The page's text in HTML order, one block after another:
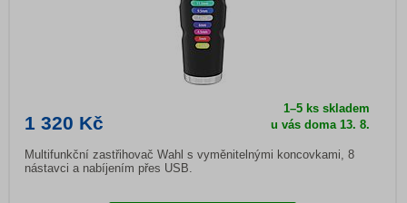
1 320 Kč
1–5 ks skladem
u vás doma 13. 8.
Multifunkční zastřihovač Wahl s vyměnitelnými koncovkami, 8
nástavci a nabíjením přes USB.